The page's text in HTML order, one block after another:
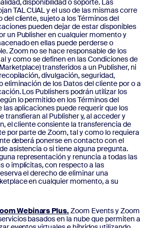
disponibilidad o soporte. Las
TAL CUAL y el uso de las mismas corre
del cliente, sujeto a los Términos del
pueden dejar de estar disponibles
un Publisher en cualquier momento y
en ellas puede perderse o
Zoom no se hace responsable de los
y como se definen en las Condiciones de
transferidos a un Publisher, ni
divulgación, seguridad,
eliminación de los Datos del cliente por o a
Los Publishers podrán utilizar los
lo permitido en los Términos del
las aplicaciones puede requerir que los
transfieran al Publisher y, al acceder y
el cliente consiente la transferencia de
por parte de Zoom, tal y como lo requiera
deberá ponerse en contacto con el
asistencia o si tiene alguna pregunta.
representación y renuncia a todas las
o implícitas, con respecto a las
el derecho de eliminar una
en cualquier momento, a su
Webinars Plus.Zoom Events y Zoom
basados en la nube que permiten a